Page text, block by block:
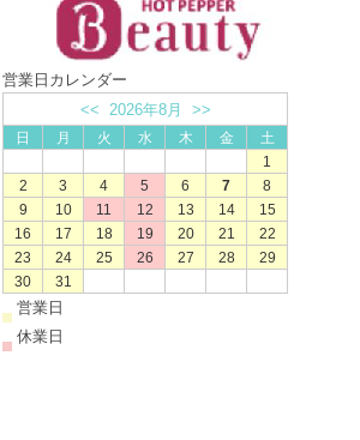
営業日カレンダー
<< 2026年8月 >>
日 月 火 水 木 金
土
1
2
3 4 5 6 7
8
9
10 11 12 13 14
15
16
17 18 19 20 21
22
23
24 25 26 27 28
29
30
31
営業日
休業日